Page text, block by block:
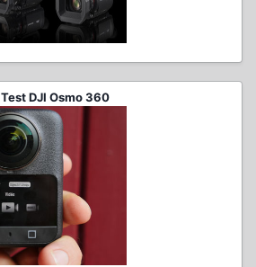
Test DJI Osmo 360